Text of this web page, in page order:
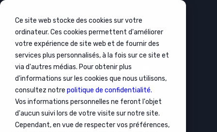
Ce site web stocke des cookies sur votre
ordinateur. Ces cookies permettent d'améliorer
votre expérience de site web et de fournir des
services plus personnalisés, à la fois sur ce site et
via d'autres médias. Pour obtenir plus
d'informations sur les cookies que nous utilisons,
consultez notre politique de confidentialité.
Vos informations personnelles ne feront l'objet
d'aucun suivi lors de votre visite sur notre site.
Cependant, en vue de respecter vos préférences,
Pour les entreprises
Offre